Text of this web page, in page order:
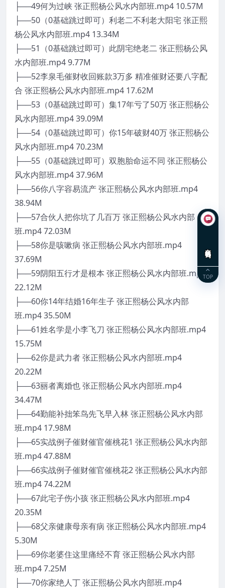
├──49何为过峡 张正熙杨公风水内部班.mp4 10.57M
├──50（0基础跳过即可）利老二不利老大阳宅 张正熙
杨公风水内部班.mp4 13.34M
├──51（0基础跳过即可）此阴宅绝老二 张正熙杨公风
水内部班.mp4 9.77M
├──52李泉毛催财收回账款3万多 精准催财还要八字配
合 张正熙杨公风水内部班.mp4 17.62M
├──53（0基础跳过即可）集17年亏了50万 张正熙杨公
风水内部班.mp4 39.09M
├──54（0基础跳过即可）你15年破财40万 张正熙杨公
风水内部班.mp4 70.23M
├──55（0基础跳过即可）双胞胎命运不同 张正熙杨公
风水内部班.mp4 37.96M
├──56你八字容易流产 张正熙杨公风水内部班.mp4
38.94M
├──57合伙人把你坑了几百万 张正熙杨公风水内部
班.mp4 72.03M
├──58你是咳嗽病 张正熙杨公风水内部班.mp4
37.69M
├──59阴阳五行才是根本 张正熙杨公风水内部班.mp4
22.12M
├──60你14年结婚16年生子 张正熙杨公风水内部
班.mp4 35.50M
├──61姓名学是小李飞刀 张正熙杨公风水内部班.mp4
15.75M
├──62你是武力者 张正熙杨公风水内部班.mp4
20.22M
├──63丽者离婚也 张正熙杨公风水内部班.mp4
34.47M
├──64勤能补拙笨鸟先飞早入林 张正熙杨公风水内部
班.mp4 17.98M
├──65实战例子催财催官催桃花1 张正熙杨公风水内部
班.mp4 47.88M
├──66实战例子催财催官催桃花2 张正熙杨公风水内部
班.mp4 74.22M
├──67此宅子伤小孩 张正熙杨公风水内部班.mp4
20.35M
├──68父亲健康母亲有病 张正熙杨公风水内部班.mp4
5.30M
├──69你老婆住这里痛经不育 张正熙杨公风水内部
班.mp4 7.25M
├──70你家绝人丁 张正熙杨公风水内部班.mp4
TOP